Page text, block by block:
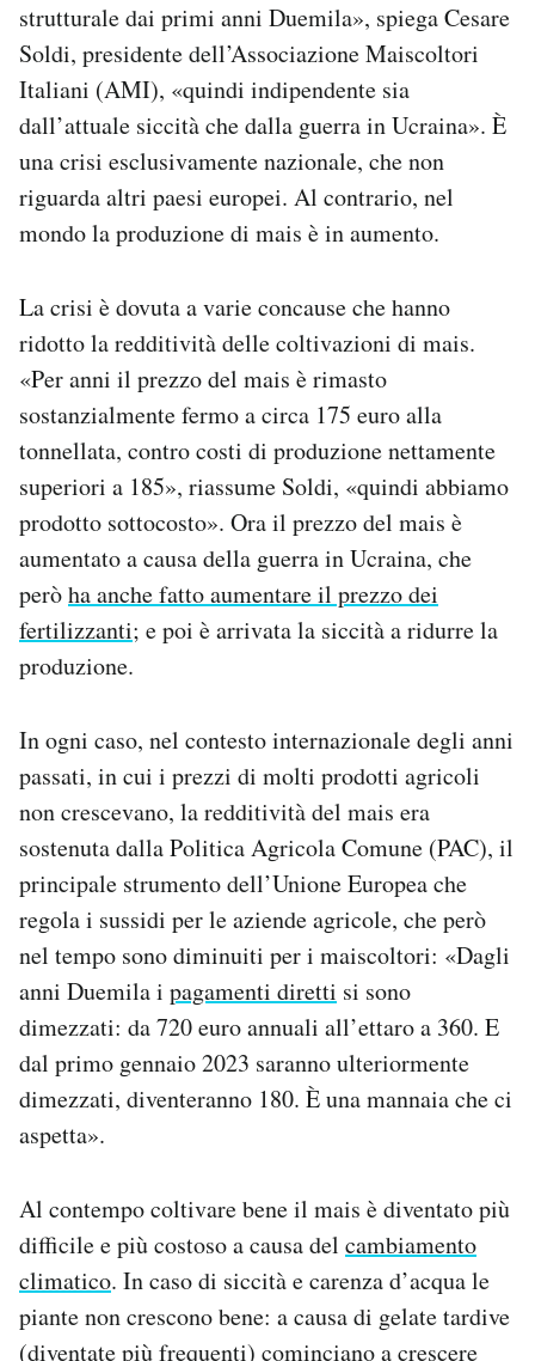
strutturale dai primi anni Duemila», spiega Cesare
Soldi, presidente dell’Associazione Maiscoltori
Italiani (AMI), «quindi indipendente sia
dall’attuale siccità che dalla guerra in Ucraina». È
una crisi esclusivamente nazionale, che non
riguarda altri paesi europei. Al contrario, nel
mondo la produzione di mais è in aumento.
La crisi è dovuta a varie concause che hanno
ridotto la redditività delle coltivazioni di mais.
«Per anni il prezzo del mais è rimasto
sostanzialmente fermo a circa 175 euro alla
tonnellata, contro costi di produzione nettamente
superiori a 185», riassume Soldi, «quindi abbiamo
prodotto sottocosto». Ora il prezzo del mais è
aumentato a causa della guerra in Ucraina, che
peròha anche fatto aumentare il prezzo dei
fertilizzanti; e poi è arrivata la siccità a ridurre la
produzione.
In ogni caso, nel contesto internazionale degli anni
passati, in cui i prezzi di molti prodotti agricoli
non crescevano, la redditività del mais era
sostenuta dalla Politica Agricola Comune (PAC), il
principale strumento dell’Unione Europea che
regola i sussidi per le aziende agricole, che però
nel tempo sono diminuiti per i maiscoltori: «Dagli
anni Duemila i pagamenti diretti si sono
dimezzati: da 720 euro annuali all’ettaro a 360. E
dal primo gennaio 2023 saranno ulteriormente
dimezzati, diventeranno 180. È una mannaia che ci
aspetta».
Al contempo coltivare bene il mais è diventato più
difficile e più costoso a causa del cambiamento
climatico. In caso di siccità e carenza d’acqua le
piante non crescono bene: a causa di gelate tardive
(diventate più frequenti) cominciano a crescere